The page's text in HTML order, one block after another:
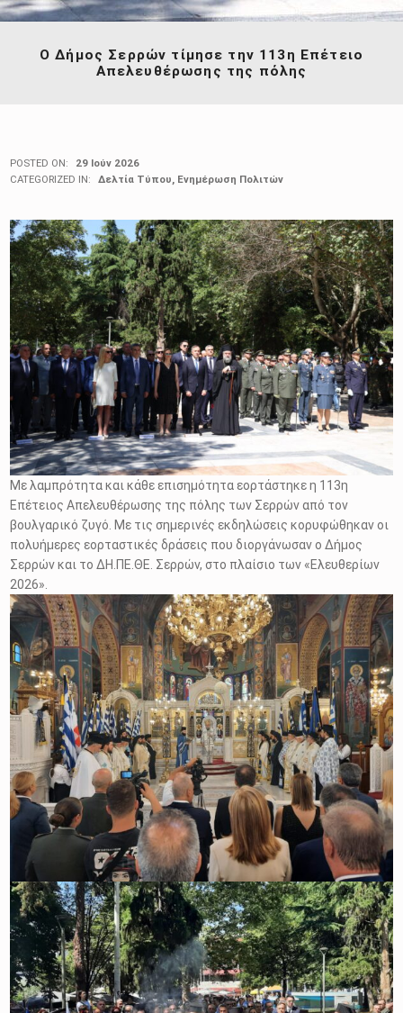
Ο Δήμος Σερρών τίμησε την 113η Επέτειο
Απελευθέρωσης της πόλης
POSTED ON:
29 Ιούν 2026
CATEGORIZED IN:
Δελτία Τύπου Ενημέρωση Πολιτών
Με λαμπρότητα και κάθε επισημότητα εορτάστηκε η 113η
Επέτειος Απελευθέρωσης της πόλης των Σερρών από τον
βουλγαρικό ζυγό. Με τις σημερινές εκδηλώσεις κορυφώθηκαν οι
πολυήμερες εορταστικές δράσεις που διοργάνωσαν ο Δήμος
Σερρών και το ΔΗ.ΠΕ.ΘΕ. Σερρών, στο πλαίσιο των «Ελευθερίων
2026».